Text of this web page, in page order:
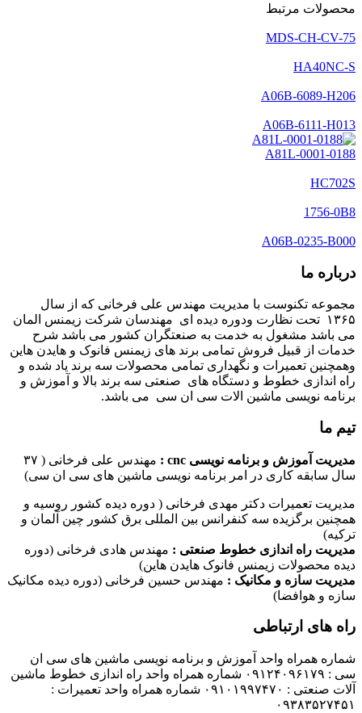
محصولات مرتبط
MDS-CH-CV-75
HA40NC-S
A06B-6089-H206
A06B-6111-H013
A81L-0001-0188
HC702S
1756-0B8
A06B-0235-B000
درباره ما
مجموعه تکنوست با مدیریت مهندس علی فرخانی که از سال
۱۳۶۵ تحت نظارت ودوره دیده ای مهندسان شرکت زیمنس المان
می باشد مشغول به خدمت به صنعتگران کشور می باشد شرح
خدمات از قبیل فروش تمامی برند های زیمنس فانوک و هایدن هاین
وهمچنین تعمیرات و نگهداری تمامی محصولات سه برند یاد شده و
راه اندازی خطوط و دستگاه های صنعتی سه برند بالا و آموزش و
برنامه نویسی ماشین الات سی ان سی می باشد.
تیم ما
مدیریت آموزش و برنامه نویسی cnc :
مهندس علی فرخانی ( ۳۷
سال سابقه کاری در امر برنامه نویسی ماشین های سی ان سی)
مدیریت تعمیرات دکتر مهدی فرخانی ( دوره دیده کشور روسیه و
همچنین برگزیده سه کنفرانس بین المللی برق کشور چین آلمان و
ترکیه)
مدیریت راه اندازی خطوط صنعتی : مهندس هادی فرخانی (دوره
دیده محصولات زیمنس فانوک هایدن هاین)
مدیریت سازه و مکانیک : مهندس حسین فرخانی (دوره دیده مکانیک
سازه و هوافضا)
راه های ارتباطی
شماره همراه واحد آموزش و برنامه نویسی ماشین های سی ان
سی : ۰۹۱۲۴۰۹۶۱۷۹ شماره همراه واحد راه اندازی خطوط ماشین
آلات صنعتی : ۰۹۱۰۱۹۹۷۴۷۰ شماره همراه واحد تعمیرات :
۰۹۳۸۳۵۲۷۴۵۱